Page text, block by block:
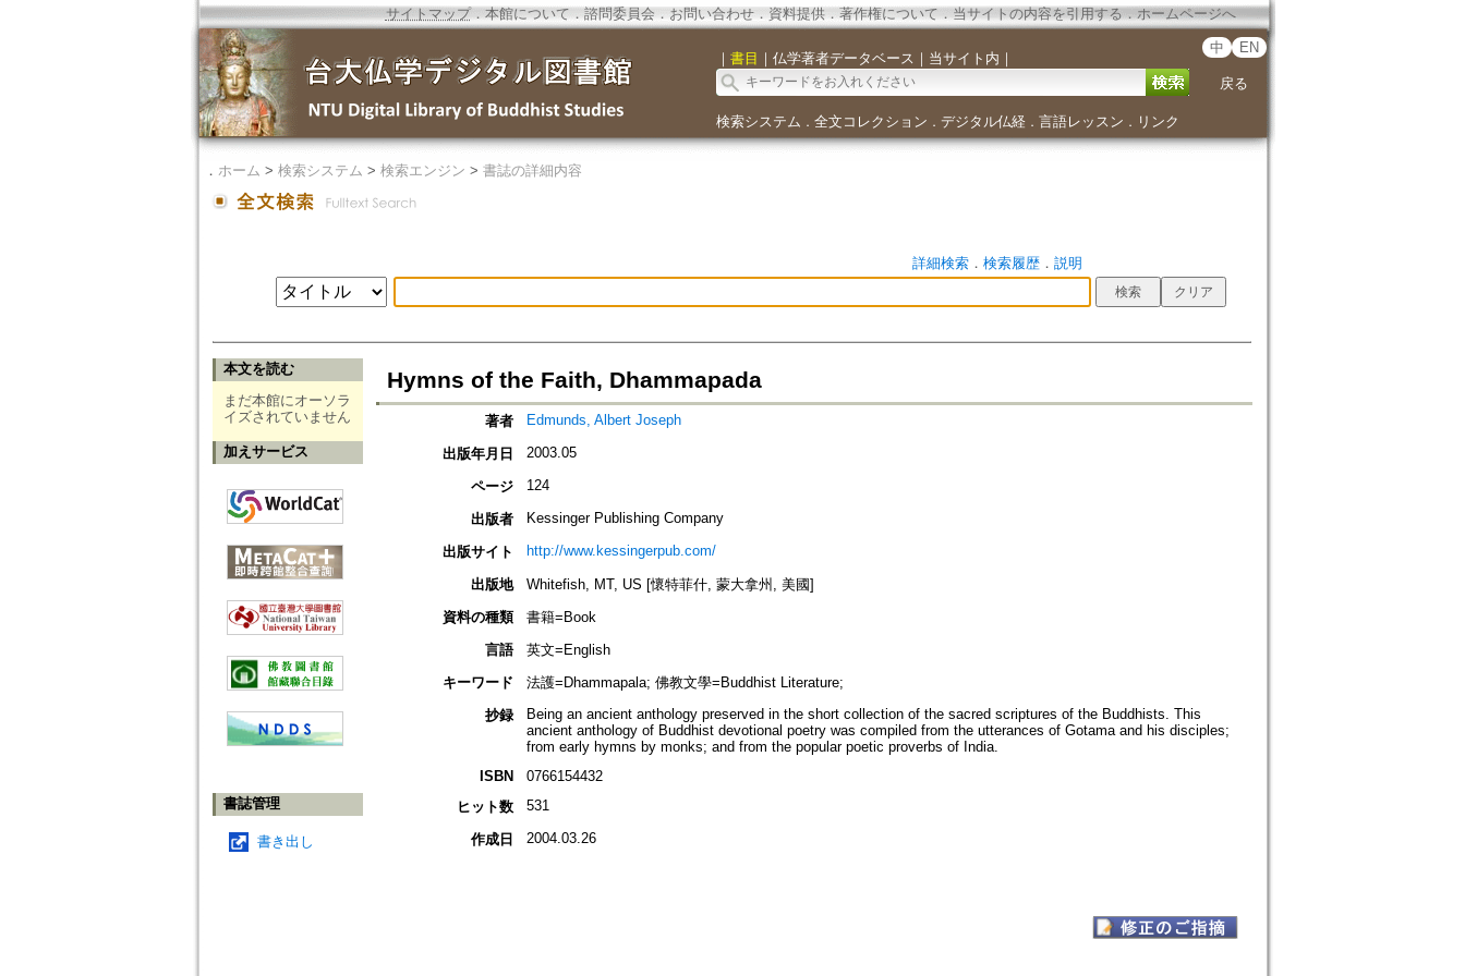
サイトマップ．本館について ． 諮問委員会． お問い合わせ． 資料提供． 著作権について．当サイトの内容を引用する ． ホームページへ
｜ 書目 ｜ 仏学著者データベース ｜ 当サイト内 ｜
中 EN
戻る
検索システム ． 全文コレクション ． デジタル仏経． 言語レッスン ． リンク
． ホーム > 検索システム > 検索エンジン > 書誌の詳細内容
詳細検索． 検索履歴． 説明
本文を読む
まだ本館にオーソラ
イズされていません
加えサービス
書誌管理
書き出し
Hymns of the Faith, Dhammapada
著者 Edmunds, Albert Joseph
出版年月日 2003.05
ページ 124
出版者 Kessinger Publishing Company
出版サイト http://www.kessingerpub.com/
出版地
Whitefish, MT, US [懷特菲什, 蒙大拿州, 美國]
資料の種類
書籍=Book
言語
英文=English
キーワード
法護=Dhammapala; 佛教文學=Buddhist Literature;
抄録
Being an ancient anthology preserved in the short collection of the sacred scriptures of the Buddhists. This
ancient anthology of Buddhist devotional poetry was compiled from the utterances of Gotama and his disciples;
from early hymns by monks; and from the popular poetic proverbs of India.
ISBN
0766154432
ヒット数
531
作成日 2004.03.26